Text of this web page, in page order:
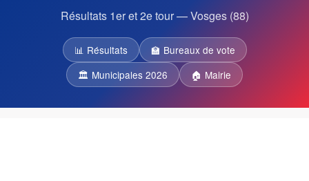
Résultats 1er et 2e tour — Vosges (88)
📊 Résultats
🏫 Bureaux de vote
🏛 Municipales 2026
🏠 Mairie